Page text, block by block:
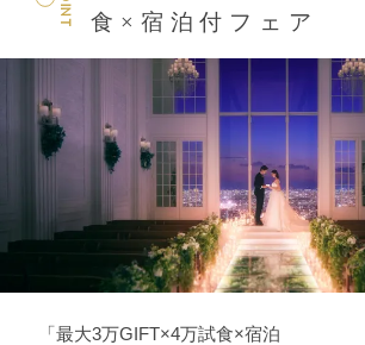
食×宿泊付フェア
「最大3万GIFT×4万試食×宿泊